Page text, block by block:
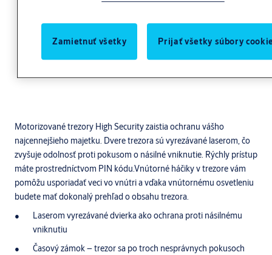
Motorizované trezory High Security zaistia ochranu vášho
najcennejšieho majetku. Dvere trezora sú vyrezávané laserom, čo
zvyšuje odolnosť proti pokusom o násilné vniknutie. Rýchly prístup
máte prostredníctvom PIN kódu.Vnútorné háčiky v trezore vám
pomôžu usporiadať veci vo vnútri a vďaka vnútornému osvetleniu
budete mať dokonalý prehľad o obsahu trezora.
Laserom vyrezávané dvierka ako ochrana proti násilnému
vniknutiu
Časový zámok – trezor sa po troch nesprávnych pokusoch
Zamietnuť všetky Prijať všetky súbory